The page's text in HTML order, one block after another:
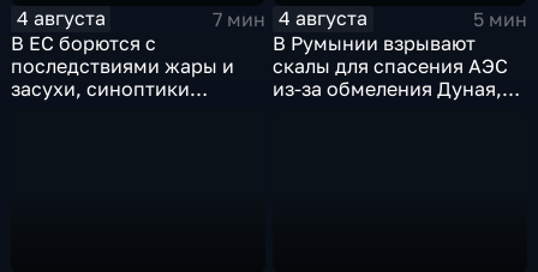
4 августа
7 мин
В ЕС борются с
последствиями жары и
засухи, синоптики
4 августа
5 мин
В Румынии взрывают
скалы для спасения АЭС
из-за обмеления Дуная,